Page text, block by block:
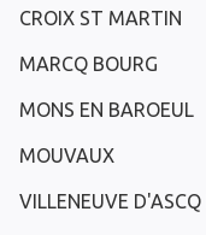
CROIX ST MARTIN
MARCQ BOURG
MONS EN BAROEUL
MOUVAUX